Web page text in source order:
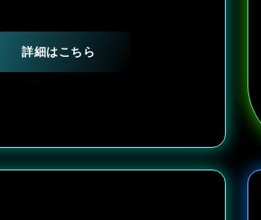
詳細はこちら